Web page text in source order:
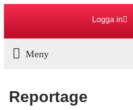
Logga in
Reportage